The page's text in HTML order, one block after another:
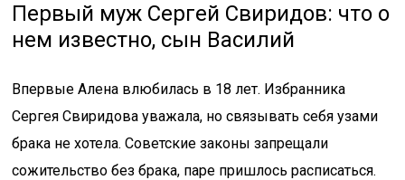
Первый муж Сергей Свиридов: что о
нем известно, сын Василий
Впервые Алена влюбилась в 18 лет. Избранника
Сергея Свиридова уважала, но связывать себя узами
брака не хотела. Советские законы запрещали
сожительство без брака, паре пришлось расписаться.